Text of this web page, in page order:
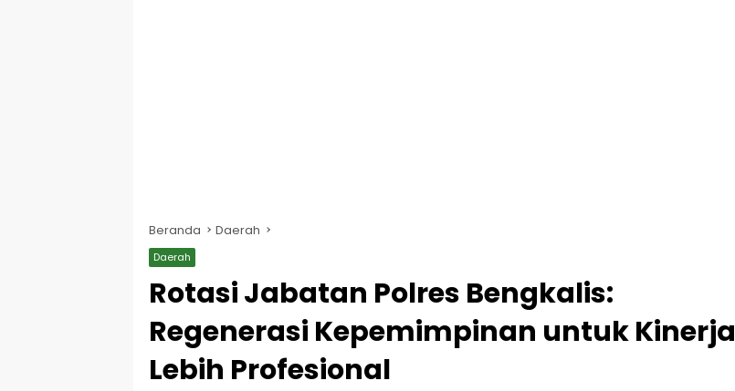
Beranda Daerah
Daerah
Rotasi Jabatan Polres Bengkalis:
Regenerasi Kepemimpinan untuk Kinerja
Lebih Profesional